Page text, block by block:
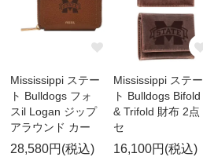
Mississippi ステー
ト Bulldogs フォ
スil Logan ジップ
アラウンド カー
28,580円(税込)
Mississippi ステー
ト Bulldogs Bifold
& Trifold 財布 2点
セ
16,100円(税込)